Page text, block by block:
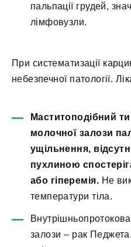
пальпації грудей,
лімфовузли.
При систематизації
небезпечної патології.
Маститоподібний
молочної залози
ущільнення,
пухлиною
або гіперемія.Не
температури тіла.
залози – рак